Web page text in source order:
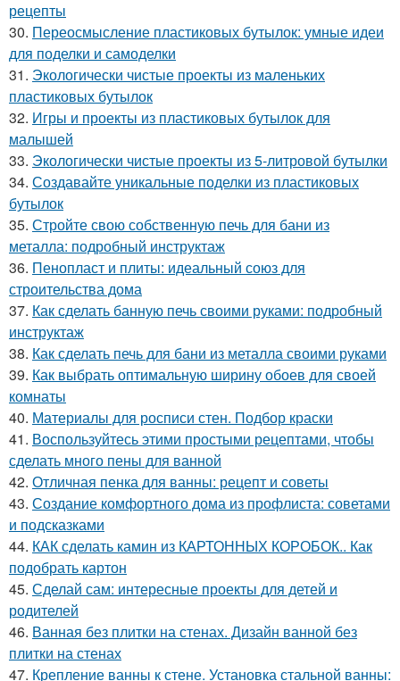
рецепты
30. Переосмысление пластиковых бутылок: умные идеи
для поделки и самоделки
31. Экологически чистые проекты из маленьких
пластиковых бутылок
32. Игры и проекты из пластиковых бутылок для
малышей
33. Экологически чистые проекты из 5-литровой бутылки
34. Создавайте уникальные поделки из пластиковых
бутылок
35. Стройте свою собственную печь для бани из
металла: подробный инструктаж
36. Пенопласт и плиты: идеальный союз для
строительства дома
37. Как сделать банную печь своими руками: подробный
инструктаж
38. Как сделать печь для бани из металла своими руками
39. Как выбрать оптимальную ширину обоев для своей
комнаты
40. Материалы для росписи стен. Подбор краски
41. Воспользуйтесь этими простыми рецептами, чтобы
сделать много пены для ванной
42. Отличная пенка для ванны: рецепт и советы
43. Создание комфортного дома из профлиста: советами
и подсказками
44. КАК сделать камин из КАРТОННЫХ КОРОБОК.. Как
подобрать картон
45. Сделай сам: интересные проекты для детей и
родителей
46. Ванная без плитки на стенах. Дизайн ванной без
плитки на стенах
47. Крепление ванны к стене. Установка стальной ванны: